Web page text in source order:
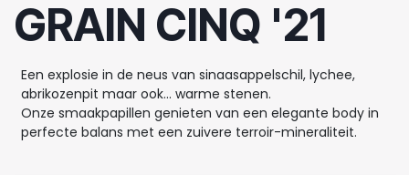
GRAIN CINQ '21
Een explosie in de neus van sinaasappelschil, lychee,
abrikozenpit maar ook... warme stenen.
Onze smaakpapillen genieten van een elegante body in
perfecte balans met een zuivere terroir-mineraliteit.